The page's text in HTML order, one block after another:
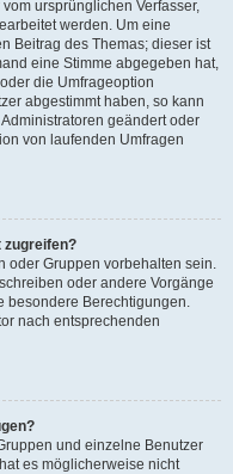
ursprünglichen Verfasser,
werden. Um eine
Beitrag des Themas; dieser ist
eine Stimme abgegeben hat,
die Umfrageoption
abgestimmt haben, so kann
geändert oder
von laufenden Umfragen
zugreifen?
oder Gruppen vorbehalten sein.
oder andere Vorgänge
besondere Berechtigungen.
nach entsprechenden
und einzelne Benutzer
es möglicherweise nicht